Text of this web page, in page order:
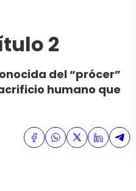
2
del “prócer”
humano que